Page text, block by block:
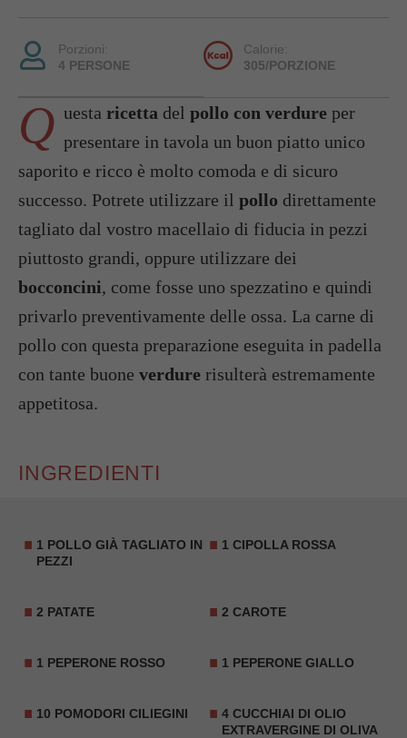
Porzioni:
4 PERSONE
Calorie:
305/PORZIONE
Q uesta ricetta del pollo con verdure per
presentare in tavola un buon piatto unico
saporito e ricco è molto comoda e di sicuro
successo. Potrete utilizzare il pollo direttamente
tagliato dal vostro macellaio di fiducia in pezzi
piuttosto grandi, oppure utilizzare dei
bocconcini, come fosse uno spezzatino e quindi
privarlo preventivamente delle ossa. La carne di
pollo con questa preparazione eseguita in padella
con tante buone verdure risulterà estremamente
appetitosa.
INGREDIENTI
1 POLLO GIÀ TAGLIATO IN
PEZZI
1 CIPOLLA ROSSA
2 PATATE 2 CAROTE
1 PEPERONE ROSSO 1 PEPERONE GIALLO
10 POMODORI CILIEGINI
4 CUCCHIAI DI OLIO
EXTRAVERGINE DI OLIVA